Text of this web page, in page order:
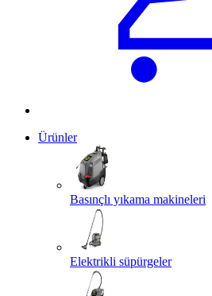
Ürünler
Basınçlı yıkama makineleri
Elektrikli süpürgeler